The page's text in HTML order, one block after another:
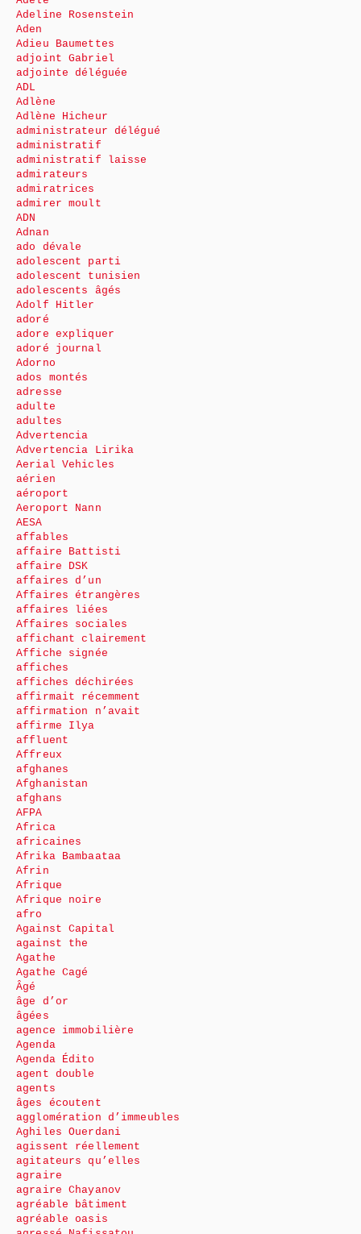
Adeline Rosenstein
Aden
Adieu Baumettes
adjoint Gabriel
adjointe déléguée
ADL
Adlène
Adlène Hicheur
administrateur délégué
administratif
administratif laisse
admirateurs
admiratrices
admirer moult
ADN
Adnan
ado dévale
adolescent parti
adolescent tunisien
adolescents âgés
Adolf Hitler
adoré
adore expliquer
adoré journal
Adorno
ados montés
adresse
adulte
adultes
Advertencia
Advertencia Lirika
Aerial Vehicles
aérien
aéroport
Aeroport Nann
AESA
affables
affaire Battisti
affaire DSK
affaires d’un
Affaires étrangères
affaires liées
Affaires sociales
affichant clairement
Affiche signée
affiches
affiches déchirées
affirmait récemment
affirmation n’avait
affirme Ilya
affluent
Affreux
afghanes
Afghanistan
afghans
AFPA
Africa
africaines
Afrika Bambaataa
Afrin
Afrique
Afrique noire
afro
Against Capital
against the
Agathe
Agathe Cagé
Âgé
âge d’or
âgées
agence immobilière
Agenda
Agenda Édito
agent double
agents
âges écoutent
agglomération d’immeubles
Aghiles Ouerdani
agissent réellement
agitateurs qu’elles
agraire
agraire Chayanov
agréable bâtiment
agréable oasis